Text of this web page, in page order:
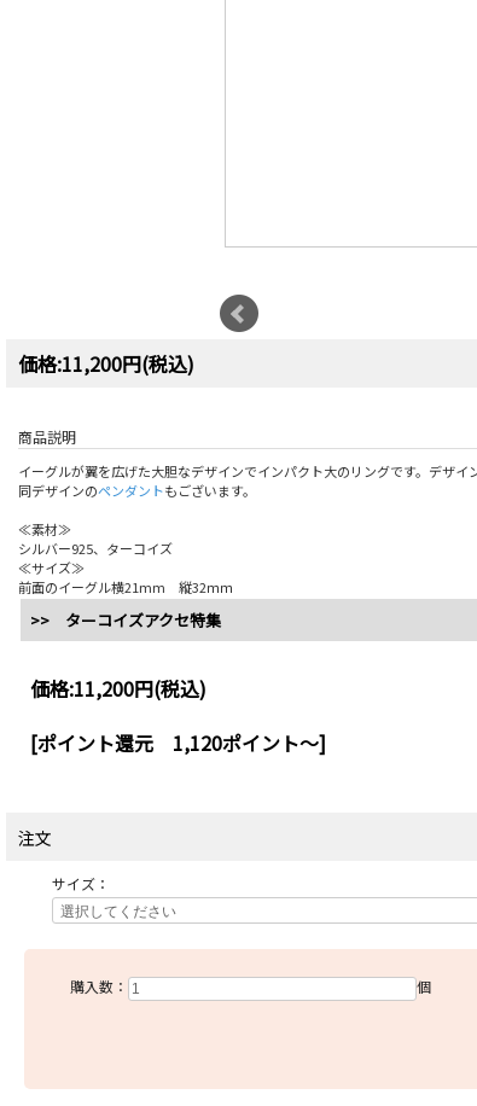
価格:11,200円(税込)
商品説明
イーグルが翼を広げた大胆なデザインでインパクト大のリングです。デザ
同デザインのペンダントもございます。
≪素材≫
シルバー925、ターコイズ
≪サイズ≫
前面のイーグル横21mm 縦32ｍｍ
>> ターコイズアクセ特集
価格:11,200円(税込)
[ポイント還元 1,120ポイント～]
注文
サイズ：
購入数： 個